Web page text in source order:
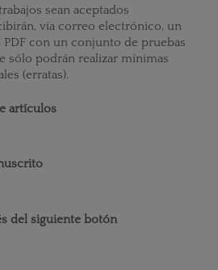
sean aceptados
vía correo electrónico, un
con un conjunto de pruebas
sólo podrán realizar mínimas
(erratas).
artículos
del siguiente botón